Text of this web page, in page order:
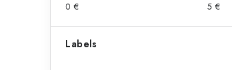
0 € 5 €
Labels